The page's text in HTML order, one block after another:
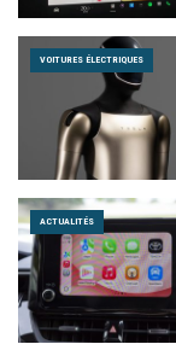
VOITURES ÉLECTRIQUES
ACTUALITÉS